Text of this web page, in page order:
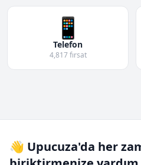
📱
Telefon
4,817 fırsat
👋 Upucuza'da her